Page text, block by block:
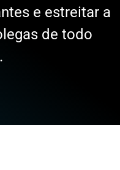
e estreitar a
de todo